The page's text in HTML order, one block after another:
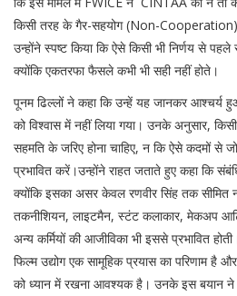
किसी तरह के गैर-सहयोग (Non-
उन्होंने स्पष्ट किया कि ऐसे किसी भी निर्णय से पहले
क्योंकि एकतरफा फैसले कभी भी सही नहीं होते।
पूनम ढिल्लों ने कहा कि उन्हें यह जानकर आश्चर्य
को विश्वास में नहीं लिया गया। उनके अनुसार,
सहमति के जरिए होना चाहिए, न कि ऐसे कदमों से
प्रभावित करें।उन्होंने राहत जताते हुए कहा कि
क्योंकि इसका असर केवल रणवीर सिंह तक सीमित
तकनीशियन, लाइटमैन, स्टंट कलाकार, मेकअप
अन्य कर्मियों की आजीविका भी इससे प्रभावित
फिल्म उद्योग एक सामूहिक प्रयास का परिणाम है
को ध्यान में रखना आवश्यक है। उनके इस बयान ने